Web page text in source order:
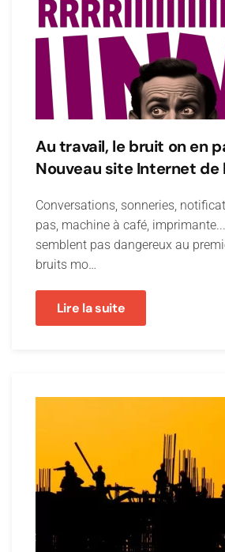
Au travail, le bruit on en
Nouveau site Internet de
Conversations, sonneries,
pas, machine à café, imprimante...
semblent pas dangereux au
bruits mo…
Lire la suite